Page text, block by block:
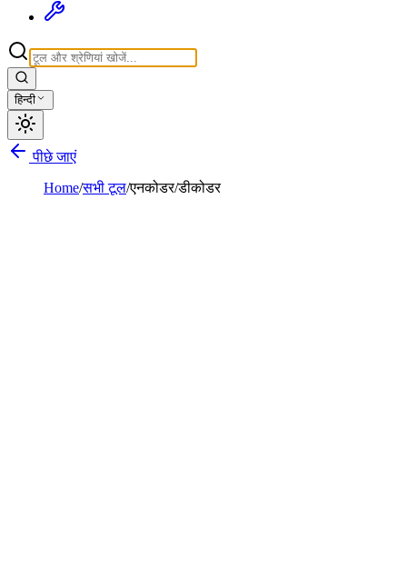
हिन्दी
पीछे जाएं
Home/सभी टूल/एनकोडर/डीकोडर